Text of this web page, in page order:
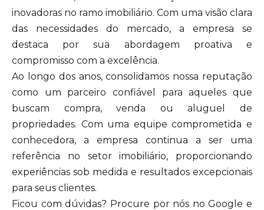
inovadoras no ramo imobiliário. Com uma visão clara
das necessidades do mercado, a empresa se
destaca por sua abordagem proativa e
compromisso com a excelência.
Ao longo dos anos, consolidamos nossa reputação
como um parceiro confiável para aqueles que
buscam compra, venda ou aluguel de
propriedades. Com uma equipe comprometida e
conhecedora, a empresa continua a ser uma
referência no setor imobiliário, proporcionando
experiências sob medida e resultados excepcionais
para seus clientes.
Ficou com dúvidas? Procure por nós no Google e